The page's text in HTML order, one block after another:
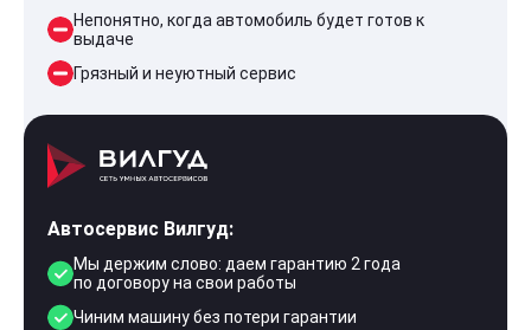
Непонятно, когда автомобиль будет готов к
выдаче
Грязный и неуютный сервис
Автосервис Вилгуд:
Мы держим слово: даем гарантию 2 года
по договору на свои работы
Чиним машину без потери гарантии